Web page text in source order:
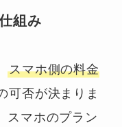
組み
スマホ側の料金
可否が決まりま
スマホのプラン